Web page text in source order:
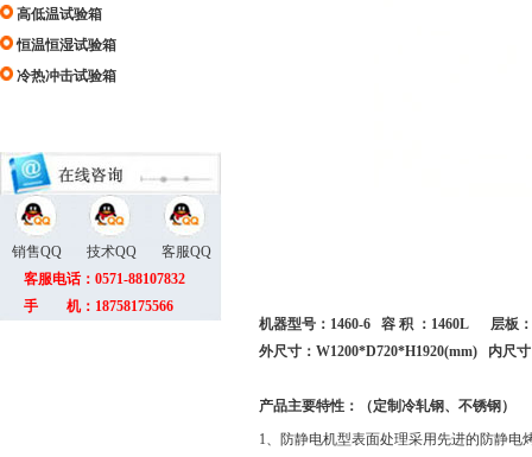
高低温试验箱
恒温恒湿试验箱
冷热冲击试验箱
销售QQ 技术QQ
客服QQ
客服电话：0571-88107832
手 机：18758175566
机器型号：1460-6 容 积 ：1460L 层板
外尺寸：W1200*D720*H1920(mm) 内尺
产品主要特性：（定制冷轧钢、不锈钢）
1、防静电机型表面处理采用先进的防静电